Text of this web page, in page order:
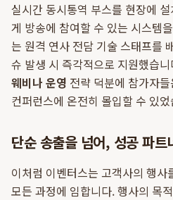
실시간 동시통역 부스를 현장에
게 방송에 참여할 수 있는 시스템
는 원격 연사 전담 기술 스태프를
슈 발생 시 즉각적으로 지원했습
웨비나 운영 전략 덕분에 참가자
컨퍼런스에 온전히 몰입할 수 있
단순 송출을 넘어, 성공 파트
이처럼 이벤터스는 고객사의 행
모든 과정에 임합니다. 행사의 목